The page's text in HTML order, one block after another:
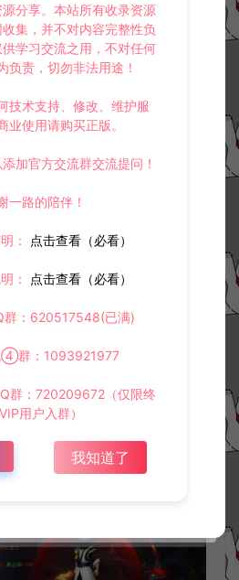
分享。本站所有收录资源
集，并不对内容完整性负
学习交流之用，不对任何
负责，切勿非法用途！
技术支持、修改、维护服
业使用请购买正版。
加官方交流群交流提问！
一路的陪伴！
： 点击查看（必看）
： 点击查看（必看）
群：620517548(已满)
④群：1093921977
群：720209672（仅限终
用户入群）
我知道了